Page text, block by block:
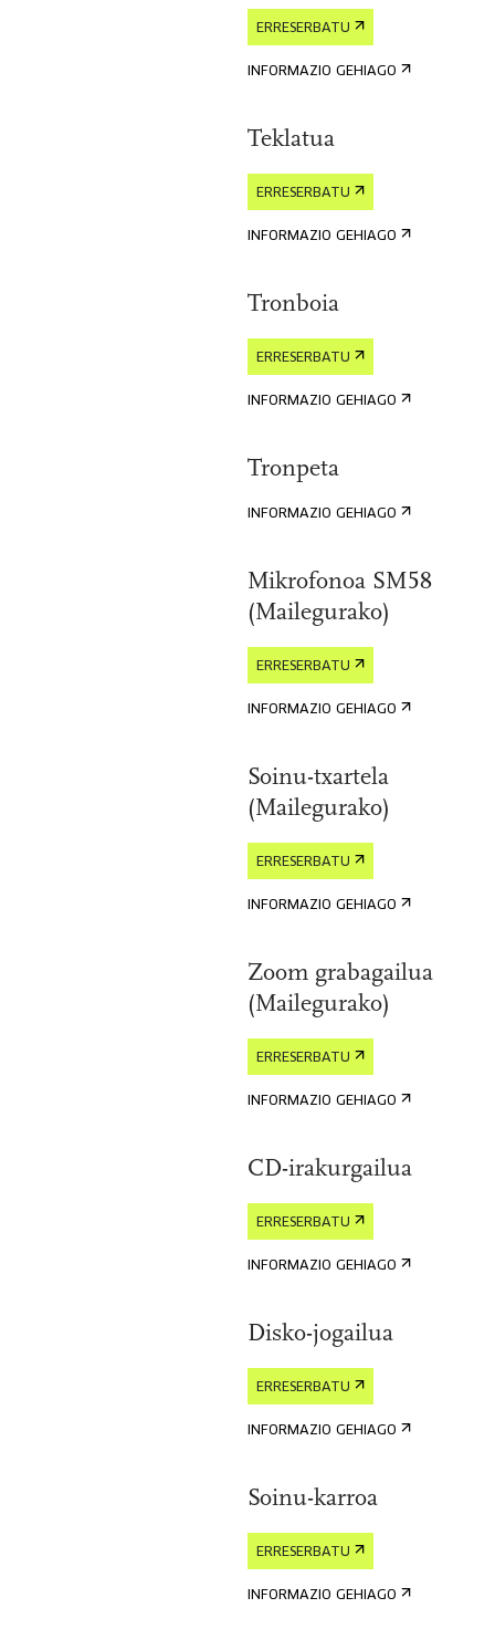
ERRESERBATU
INFORMAZIO GEHIAGO
Teklatua
ERRESERBATU
INFORMAZIO GEHIAGO
Tronboia
ERRESERBATU
INFORMAZIO GEHIAGO
Tronpeta
INFORMAZIO GEHIAGO
Mikrofonoa SM58
(Mailegurako)
ERRESERBATU
INFORMAZIO GEHIAGO
Soinu-txartela
(Mailegurako)
ERRESERBATU
INFORMAZIO GEHIAGO
Zoom grabagailua
(Mailegurako)
ERRESERBATU
INFORMAZIO GEHIAGO
CD-irakurgailua
ERRESERBATU
INFORMAZIO GEHIAGO
Disko-jogailua
ERRESERBATU
INFORMAZIO GEHIAGO
Soinu-karroa
ERRESERBATU
INFORMAZIO GEHIAGO